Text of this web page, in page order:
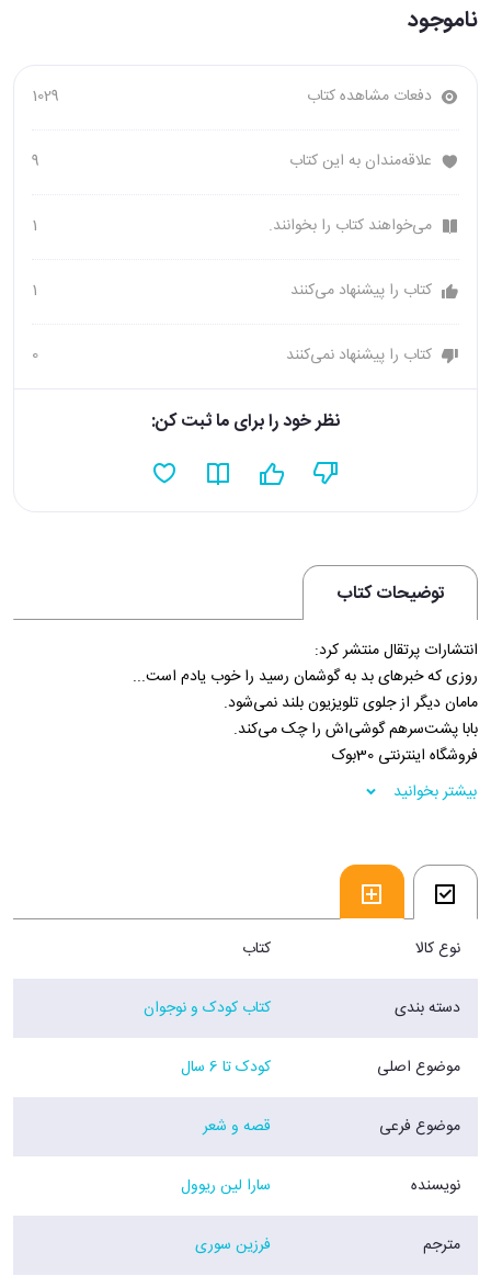
ناموجود
دفعات مشاهده کتاب 1029
علاقه‌مندان به این کتاب 9
می‌خواهند کتاب را بخوانند. 1
کتاب را پیشنهاد می‌کنند 1
کتاب را پیشنهاد نمی‌کنند 0
نظر خود را برای ما ثبت کن:
توضیحات کتاب
انتشارات پرتقال منتشر کرد:
روزی که خبرهای بد به گوشمان رسید را خوب یادم است...
مامان دیگر از جلوی تلویزیون بلند نمی‌‌‌‌‌‌‌‌‌‌‌شود.
بابا پشت‌‌‌‌‌‌‌‌‌‌‌سرهم گوشی‌‌‌‌‌‌‌‌‌‌‌اش را چک می‌‌‌‌‌‌‌‌‌‌‌کند.
فروشگاه اینترنتی 30بوک
بیشتر بخوانید
نوع کالا کتاب
دسته بندی کتاب کودک و نوجوان
موضوع اصلی کودک تا 6 سال
موضوع فرعی قصه و شعر
نویسنده سارا لین ریوول
مترجم فرزین سوری